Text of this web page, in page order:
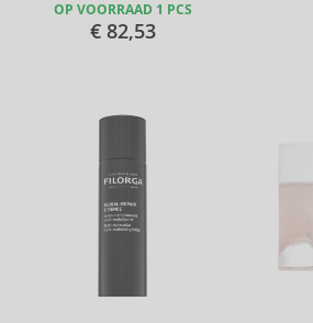
OP VOORRAAD 1 PCS
€ 82,53